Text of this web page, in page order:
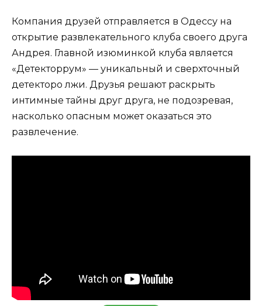
Компания друзей отправляется в Одессу на
открытие развлекательного клуба своего друга
Андрея. Главной изюминкой клуба является
«Детекторрум» — уникальный и сверхточный
детекторо лжи. Друзья решают раскрыть
интимные тайны друг друга, не подозревая,
насколько опасным может оказаться это
развлечение.